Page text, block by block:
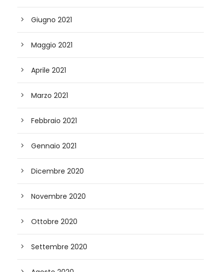
Giugno 2021
Maggio 2021
Aprile 2021
Marzo 2021
Febbraio 2021
Gennaio 2021
Dicembre 2020
Novembre 2020
Ottobre 2020
Settembre 2020